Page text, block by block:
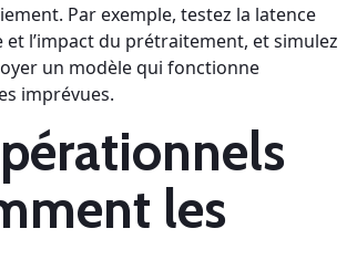
Par exemple, testez la latence
l’impact du prétraitement, et simulez
un modèle qui fonctionne
imprévues.
les